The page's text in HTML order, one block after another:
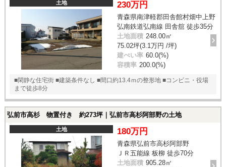
土地 230万円
青森県南津軽郡田舎館村畑中上野
弘南鉄道弘南線 田舎舘 徒歩35分
土地面積 248.00㎡
75.02坪(3.1万円 /坪)
建ぺい率 60.0(%)
容積率 200.0(%)
■閑静な住宅街 ■建築条件なし ■間口約13.4ｍの整形地 ■コンビニ・役場
まで徒歩8分
弘前市高杉 物置付き 約273坪｜弘前市高杉阿部野の土地
土地 180万円
青森県弘前市高杉阿部野
ＪＲ五能線 板柳 徒歩70分
土地面積 905.28㎡